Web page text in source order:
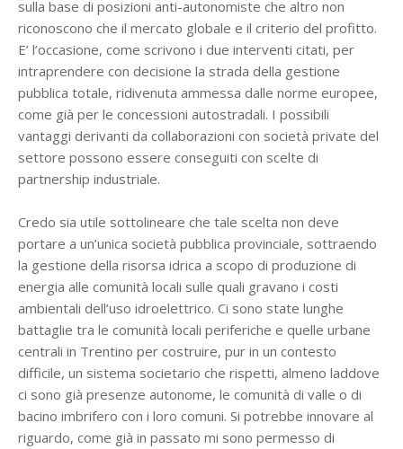
sulla base di posizioni anti-autonomiste che altro non
riconoscono che il mercato globale e il criterio del profitto.
E’ l’occasione, come scrivono i due interventi citati, per
intraprendere con decisione la strada della gestione
pubblica totale, ridivenuta ammessa dalle norme europee,
come già per le concessioni autostradali. I possibili
vantaggi derivanti da collaborazioni con società private del
settore possono essere conseguiti con scelte di
partnership industriale.
Credo sia utile sottolineare che tale scelta non deve
portare a un’unica società pubblica provinciale, sottraendo
la gestione della risorsa idrica a scopo di produzione di
energia alle comunità locali sulle quali gravano i costi
ambientali dell’uso idroelettrico. Ci sono state lunghe
battaglie tra le comunità locali periferiche e quelle urbane
centrali in Trentino per costruire, pur in un contesto
difficile, un sistema societario che rispetti, almeno laddove
ci sono già presenze autonome, le comunità di valle o di
bacino imbrifero con i loro comuni. Si potrebbe innovare al
riguardo, come già in passato mi sono permesso di